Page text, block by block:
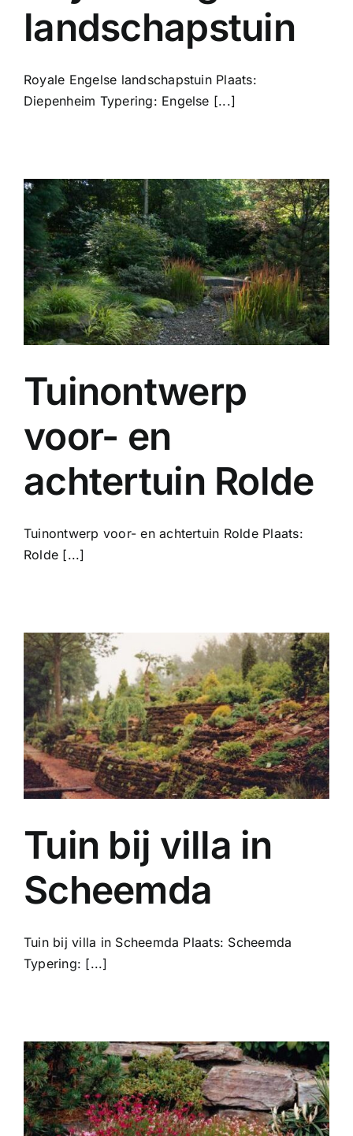
landschapstuin
Royale Engelse landschapstuin Plaats:
Diepenheim Typering: Engelse [...]
Tuinontwerp
voor- en
achtertuin Rolde
Tuinontwerp voor- en achtertuin Rolde Plaats:
Rolde [...]
Tuin bij villa in
Scheemda
Tuin bij villa in Scheemda Plaats: Scheemda
Typering: [...]